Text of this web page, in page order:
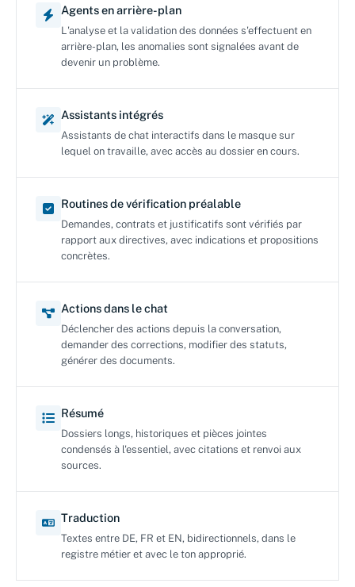
Agents en arrière-plan
L'analyse et la validation des données s'effectuent en
arrière-plan, les anomalies sont signalées avant de
devenir un problème.
Assistants intégrés
Assistants de chat interactifs dans le masque sur
lequel on travaille, avec accès au dossier en cours.
Routines de vérification préalable
Demandes, contrats et justificatifs sont vérifiés par
rapport aux directives, avec indications et propositions
concrètes.
Actions dans le chat
Déclencher des actions depuis la conversation,
demander des corrections, modifier des statuts,
générer des documents.
Résumé
Dossiers longs, historiques et pièces jointes
condensés à l'essentiel, avec citations et renvoi aux
sources.
Traduction
Textes entre DE, FR et EN, bidirectionnels, dans le
registre métier et avec le ton approprié.